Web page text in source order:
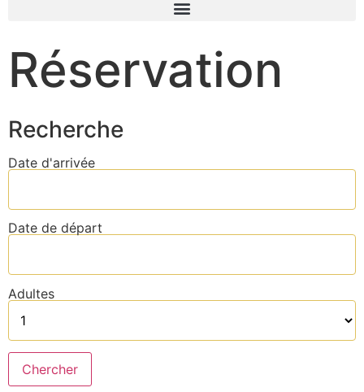
Réservation
Recherche
Date d'arrivée
Date de départ
Adultes